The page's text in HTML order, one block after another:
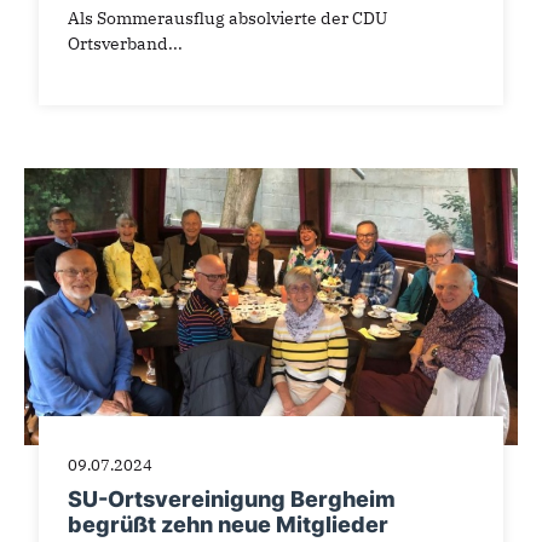
Als Sommerausflug absolvierte der CDU
Ortsverband...
09.07.2024
SU-Ortsvereinigung Bergheim
begrüßt zehn neue Mitglieder